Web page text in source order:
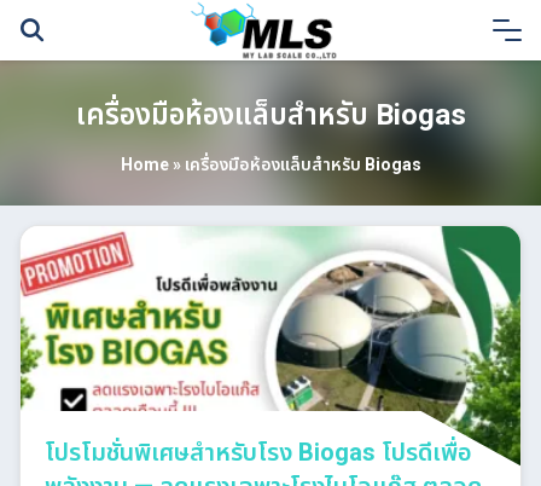
Skip
เครื่องมือห้องแล็บสำหรับ Biogas
Home» เครื่องมือห้องแล็บสำหรับ Biogas
โปรโมชั่นพิเศษสำหรับโรง Biogas โปรดีเพื่อ